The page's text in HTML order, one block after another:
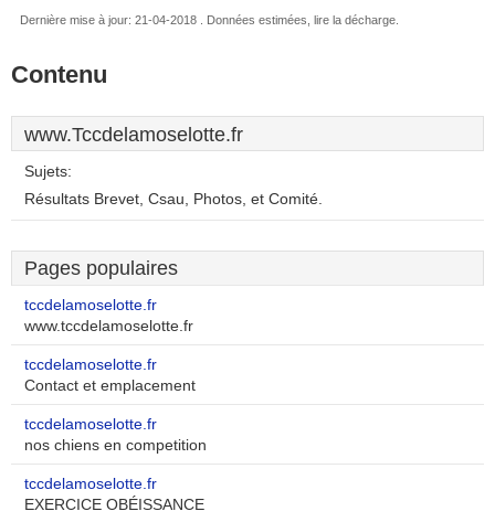
Dernière mise à jour: 21-04-2018 . Données estimées, lire la décharge.
Contenu
www.Tccdelamoselotte.fr
Sujets:
Résultats Brevet, Csau, Photos, et Comité.
Pages populaires
tccdelamoselotte.fr
www.tccdelamoselotte.fr
tccdelamoselotte.fr
Contact et emplacement
tccdelamoselotte.fr
nos chiens en competition
tccdelamoselotte.fr
EXERCICE OBÉISSANCE